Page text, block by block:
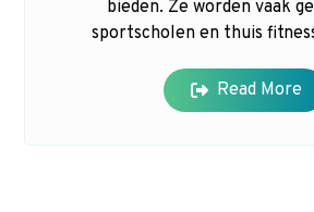
bieden. Ze worden vaak
sportscholen en thuis
Read More